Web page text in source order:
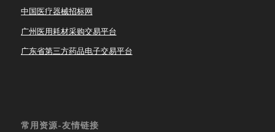
中国医疗器械招标网
广州医用耗材采购交易平台
广东省第三方药品电子交易平台
常用资源-友情链接